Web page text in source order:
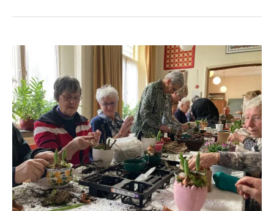
maart
–
Haal
de
lente
in
huis!